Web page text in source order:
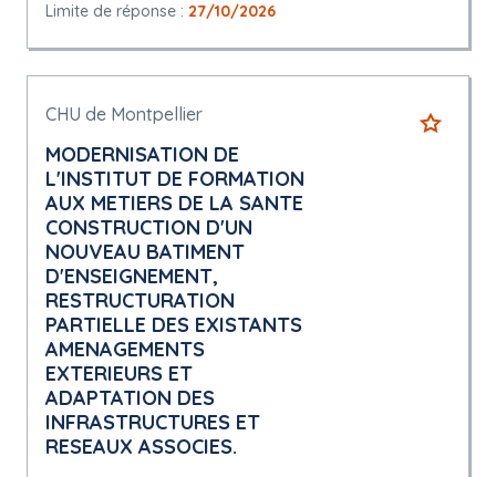
Limite de réponse : 27/10/2026
CHU de Montpellier
MODERNISATION DE
L'INSTITUT DE FORMATION
AUX METIERS DE LA SANTE
CONSTRUCTION D'UN
NOUVEAU BATIMENT
D'ENSEIGNEMENT,
RESTRUCTURATION
PARTIELLE DES EXISTANTS
AMENAGEMENTS
EXTERIEURS ET
ADAPTATION DES
INFRASTRUCTURES ET
RESEAUX ASSOCIES.